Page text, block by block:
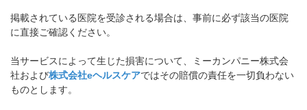
掲載されている医院を受診される場合は、事前に必ず該当の医院
に直接ご確認ください。
当サービスによって生じた損害について、ミーカンパニー株式会
社および株式会社eヘルスケアではその賠償の責任を一切負わない
ものとします。